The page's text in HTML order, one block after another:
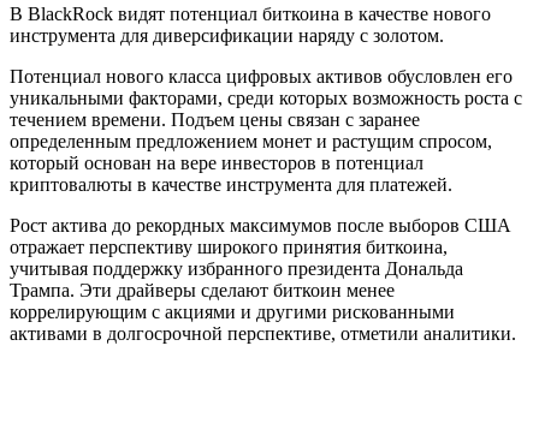
В BlackRock видят потенциал биткоина в качестве нового
инструмента для диверсификации наряду с золотом.
Потенциал нового класса цифровых активов обусловлен его
уникальными факторами, среди которых возможность роста с
течением времени. Подъем цены связан с заранее
определенным предложением монет и растущим спросом,
который основан на вере инвесторов в потенциал
криптовалюты в качестве инструмента для платежей.
Рост актива до рекордных максимумов после выборов США
отражает перспективу широкого принятия биткоина,
учитывая поддержку избранного президента Дональда
Трампа. Эти драйверы сделают биткоин менее
коррелирующим с акциями и другими рискованными
активами в долгосрочной перспективе, отметили аналитики.